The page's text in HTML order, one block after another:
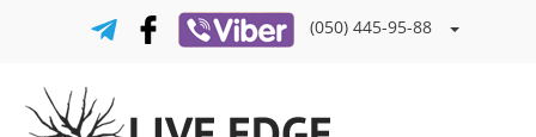
(050) 445-95-88